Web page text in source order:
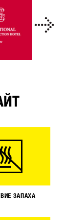
ЗАПАХА